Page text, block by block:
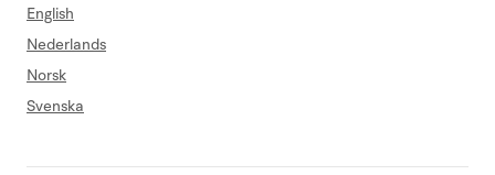
English
Nederlands
Norsk
Svenska